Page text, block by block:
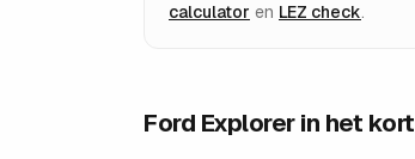
calculator en LEZ check.
Ford Explorerin het kort